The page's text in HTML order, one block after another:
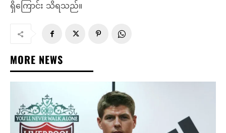
ရှိကြောင်း သိရသည်။
MORE NEWS